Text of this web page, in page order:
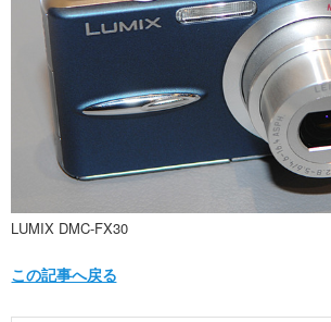
LUMIX DMC-FX30
この記事へ戻る